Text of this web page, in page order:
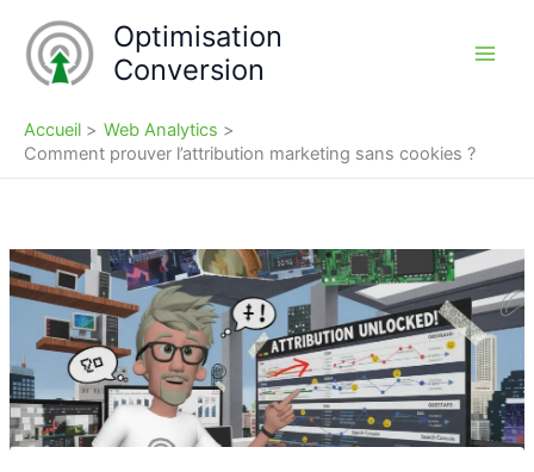
contenu
Optimisation
Conversion
Accueil
Web Analytics
Comment prouver l’attribution marketing sans cookies ?